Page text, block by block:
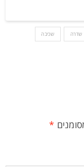
שדרה שכיבה
*